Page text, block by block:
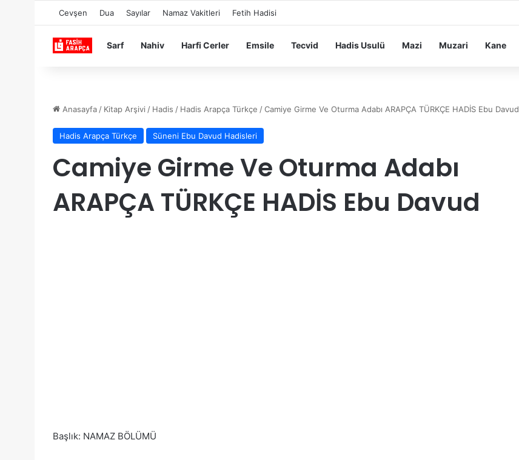
Cevşen Dua Sayılar Namaz Vakitleri Fetih Hadisi
Sarf Nahiv Harfi Cerler Emsile Tecvid Hadis Usulü Mazi Muzari Kane
Anasayfa / Kitap Arşivi / Hadis / Hadis Arapça Türkçe /Camiye Girme Ve Oturma Adabı ARAPÇA TÜRKÇE HADİS Ebu Davud
Hadis Arapça Türkçe Süneni Ebu Davud Hadisleri
Camiye Girme Ve Oturma Adabı
ARAPÇA TÜRKÇE HADİS Ebu Davud
Başlık: NAMAZ BÖLÜMÜ